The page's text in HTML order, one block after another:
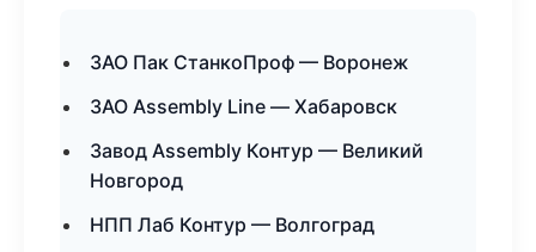
ЗАО Пак СтанкоПроф — Воронеж
ЗАО Assembly Line — Хабаровск
Завод Assembly Контур — Великий
Новгород
НПП Лаб Контур — Волгоград